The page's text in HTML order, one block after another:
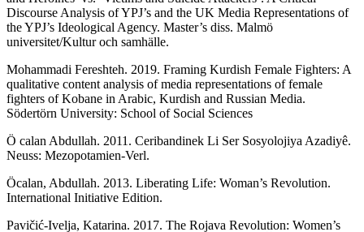
Discourse Analysis of YPJ’s and the UK Media Representations of
the YPJ’s Ideological Agency. Master’s diss. Malmö
universitet/Kultur och samhälle.
Mohammadi Fereshteh. 2019. Framing Kurdish Female Fighters: A
qualitative content analysis of media representations of female
fighters of Kobane in Arabic, Kurdish and Russian Media.
Södertörn University: School of Social Sciences
Ö calan Abdullah. 2011. Ceribandinek Li Ser Sosyolojiya Azadiyê.
Neuss: Mezopotamien-Verl.
Öcalan, Abdullah. 2013. Liberating Life: Woman’s Revolution.
International Initiative Edition.
Pavičić-Ivelja, Katarina. 2017. The Rojava Revolution: Women’s